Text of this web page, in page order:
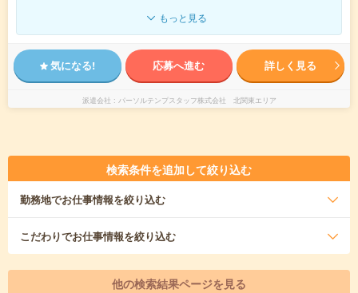
もっと見る
気になる! 応募へ進む 詳しく見る
派遣会社 パーソルテンプスタッフ株式会社 北関東エリア
検索条件を追加して絞り込む
勤務地でお仕事情報を絞り込む
こだわりでお仕事情報を絞り込む
他の検索結果ページを見る